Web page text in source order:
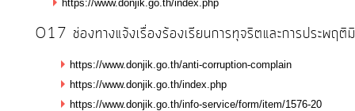
https://www.donjik.go.th/index.php
O17 ช่องทางแจ้งเรื่องร้องเรียนการทุจริตและการประพฤติ
https://www.donjik.go.th/anti-corruption-complain
https://www.donjik.go.th/index.php
https://www.donjik.go.th/info-service/form/item/1576-20